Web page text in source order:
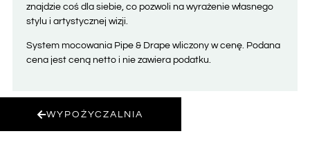
znajdzie coś dla siebie, co pozwoli na wyrażenie własnego
stylu i artystycznej wizji.
System mocowania Pipe & Drape wliczony w cenę. Podana
cena jest ceną netto i nie zawiera podatku.
WYPOŻYCZALNIA